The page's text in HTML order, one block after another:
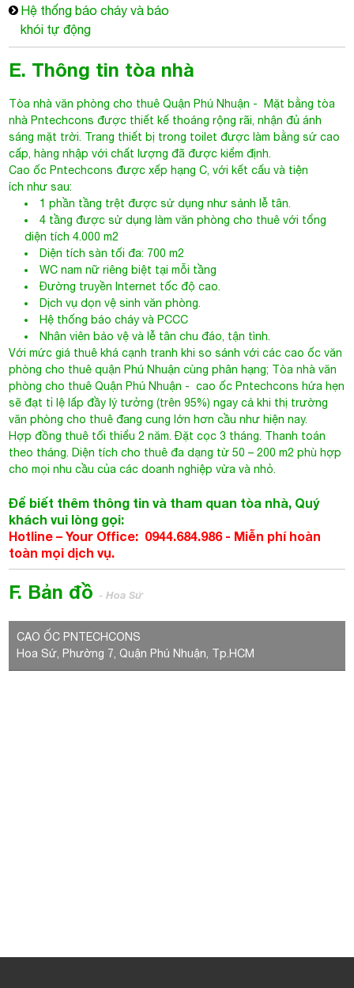
Hệ thống báo cháy và báo
khói tự động
E. Thông tin tòa nhà
Tòa nhà văn phòng cho thuê Quận Phú Nhuận - Mặt bằng tòa
nhà Pntechcons được thiết kế thoáng rộng rãi, nhận đủ ánh
sáng mặt trời. Trang thiết bị trong toilet được làm bằng sứ cao
cấp, hàng nhập với chất lượng đã được kiểm định.
Cao ốc Pntechcons được xếp hạng C, với kết cấu và tiện
ích như sau:
1 phần tầng trệt được sử dụng như sảnh lễ tân.
4 tầng được sử dụng làm văn phòng cho thuê với tổng
diện tích 4.000 m2
Diện tích sàn tối đa: 700 m2
WC nam nữ riêng biệt tại mỗi tầng
Đường truyền Internet tốc độ cao.
Dịch vụ dọn vệ sinh văn phòng.
Hệ thống báo cháy và PCCC
Nhân viên bảo vệ và lễ tân chu đáo, tận tình.
Với mức giá thuê khá cạnh tranh khi so sánh với các cao ốc văn
phòng cho thuê quận Phú Nhuận cùng phân hạng; Tòa nhà văn
phòng cho thuê Quận Phú Nhuận - cao ốc Pntechcons hứa hẹn
sẽ đạt tỉ lệ lấp đầy lý tưởng (trên 95%) ngay cả khi thị trường
văn phòng cho thuê đang cung lớn hơn cầu như hiện nay.
Hợp đồng thuê tối thiểu 2 năm. Đặt cọc 3 tháng. Thanh toán
theo tháng. Diện tích cho thuê đa dạng từ 50 – 200 m2 phù hợp
cho mọi nhu cầu của các doanh nghiệp vừa và nhỏ.
Để biết thêm thông tin và tham quan tòa nhà, Quý
khách vui lòng gọi:
Hotline – Your Office: 0944.684.986 - Miễn phí hoàn
toàn mọi dịch vụ.
F. Bản đồ- Hoa Sứ
CAO ỐC PNTECHCONS
Hoa Sứ, Phường 7, Quận Phú Nhuận, Tp.HCM